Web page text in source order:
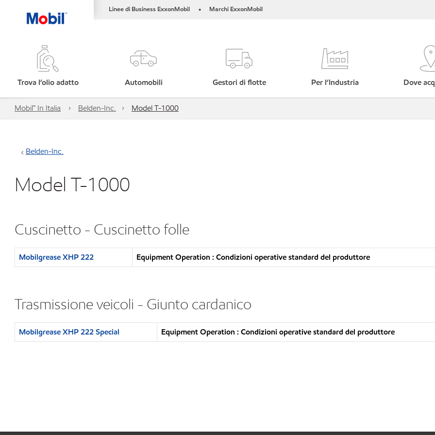
Linee di Business ExxonMobil • Marchi ExxonMobil
Trova l’olio adatto Automobili Gestori di flotte Per l’Industria Dove
Mobil™ In Italia Belden-Inc. Model T-1000
Belden-Inc.
Model T-1000
Cuscinetto - Cuscinetto folle
Mobilgrease XHP 222 Equipment Operation : Condizioni operative standard del produttore
Trasmissione veicoli - Giunto cardanico
Mobilgrease XHP 222 Special Equipment Operation : Condizioni operative standard del produttore